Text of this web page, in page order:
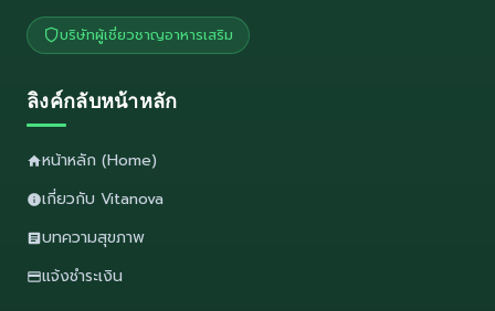
บริษัทผู้เชี่ยวชาญอาหารเสริม
ลิงค์กลับหน้าหลัก
หน้าหลัก (Home)
เกี่ยวกับ Vitanova
บทความสุขภาพ
แจ้งชำระเงิน